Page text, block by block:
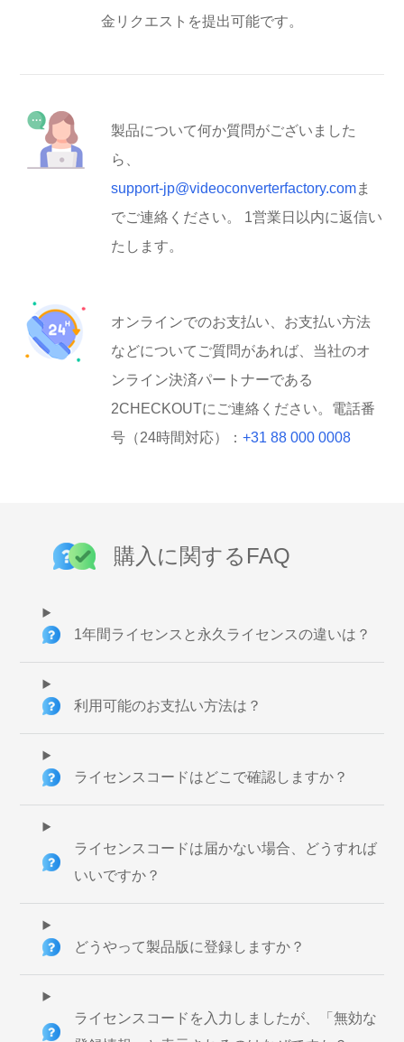
金リクエストを提出可能です。
製品について何か質問がございました
ら、
support-jp@videoconverterfactory.comま
でご連絡ください。 1営業日以内に返信い
たします。
オンラインでのお支払い、お支払い方法
などについてご質問があれば、当社のオ
ンライン決済パートナーである
2CHECKOUTにご連絡ください。電話番
号（24時間対応）：+31 88 000 0008
購入に関するFAQ
1年間ライセンスと永久ライセンスの違いは？
利用可能のお支払い方法は？
ライセンスコードはどこで確認しますか？
ライセンスコードは届かない場合、どうすれば
いいですか？
どうやって製品版に登録しますか？
ライセンスコードを入力しましたが、「無効な